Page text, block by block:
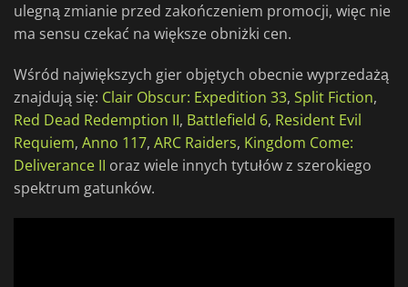
ulegną zmianie przed zakończeniem promocji, więc nie
ma sensu czekać na większe obniżki cen.
Wśród największych gier objętych obecnie wyprzedażą
znajdują się: Clair Obscur: Expedition 33, Split Fiction,
Red Dead Redemption II, Battlefield 6, Resident Evil
Requiem, Anno 117, ARC Raiders, Kingdom Come:
Deliverance II oraz wiele innych tytułów z szerokiego
spektrum gatunków.